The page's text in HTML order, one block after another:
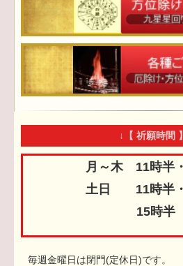
↓【 祈願時間
月～木 11時半
土日 11時半
15時半
毎週金曜日は閉門(定休日)です。